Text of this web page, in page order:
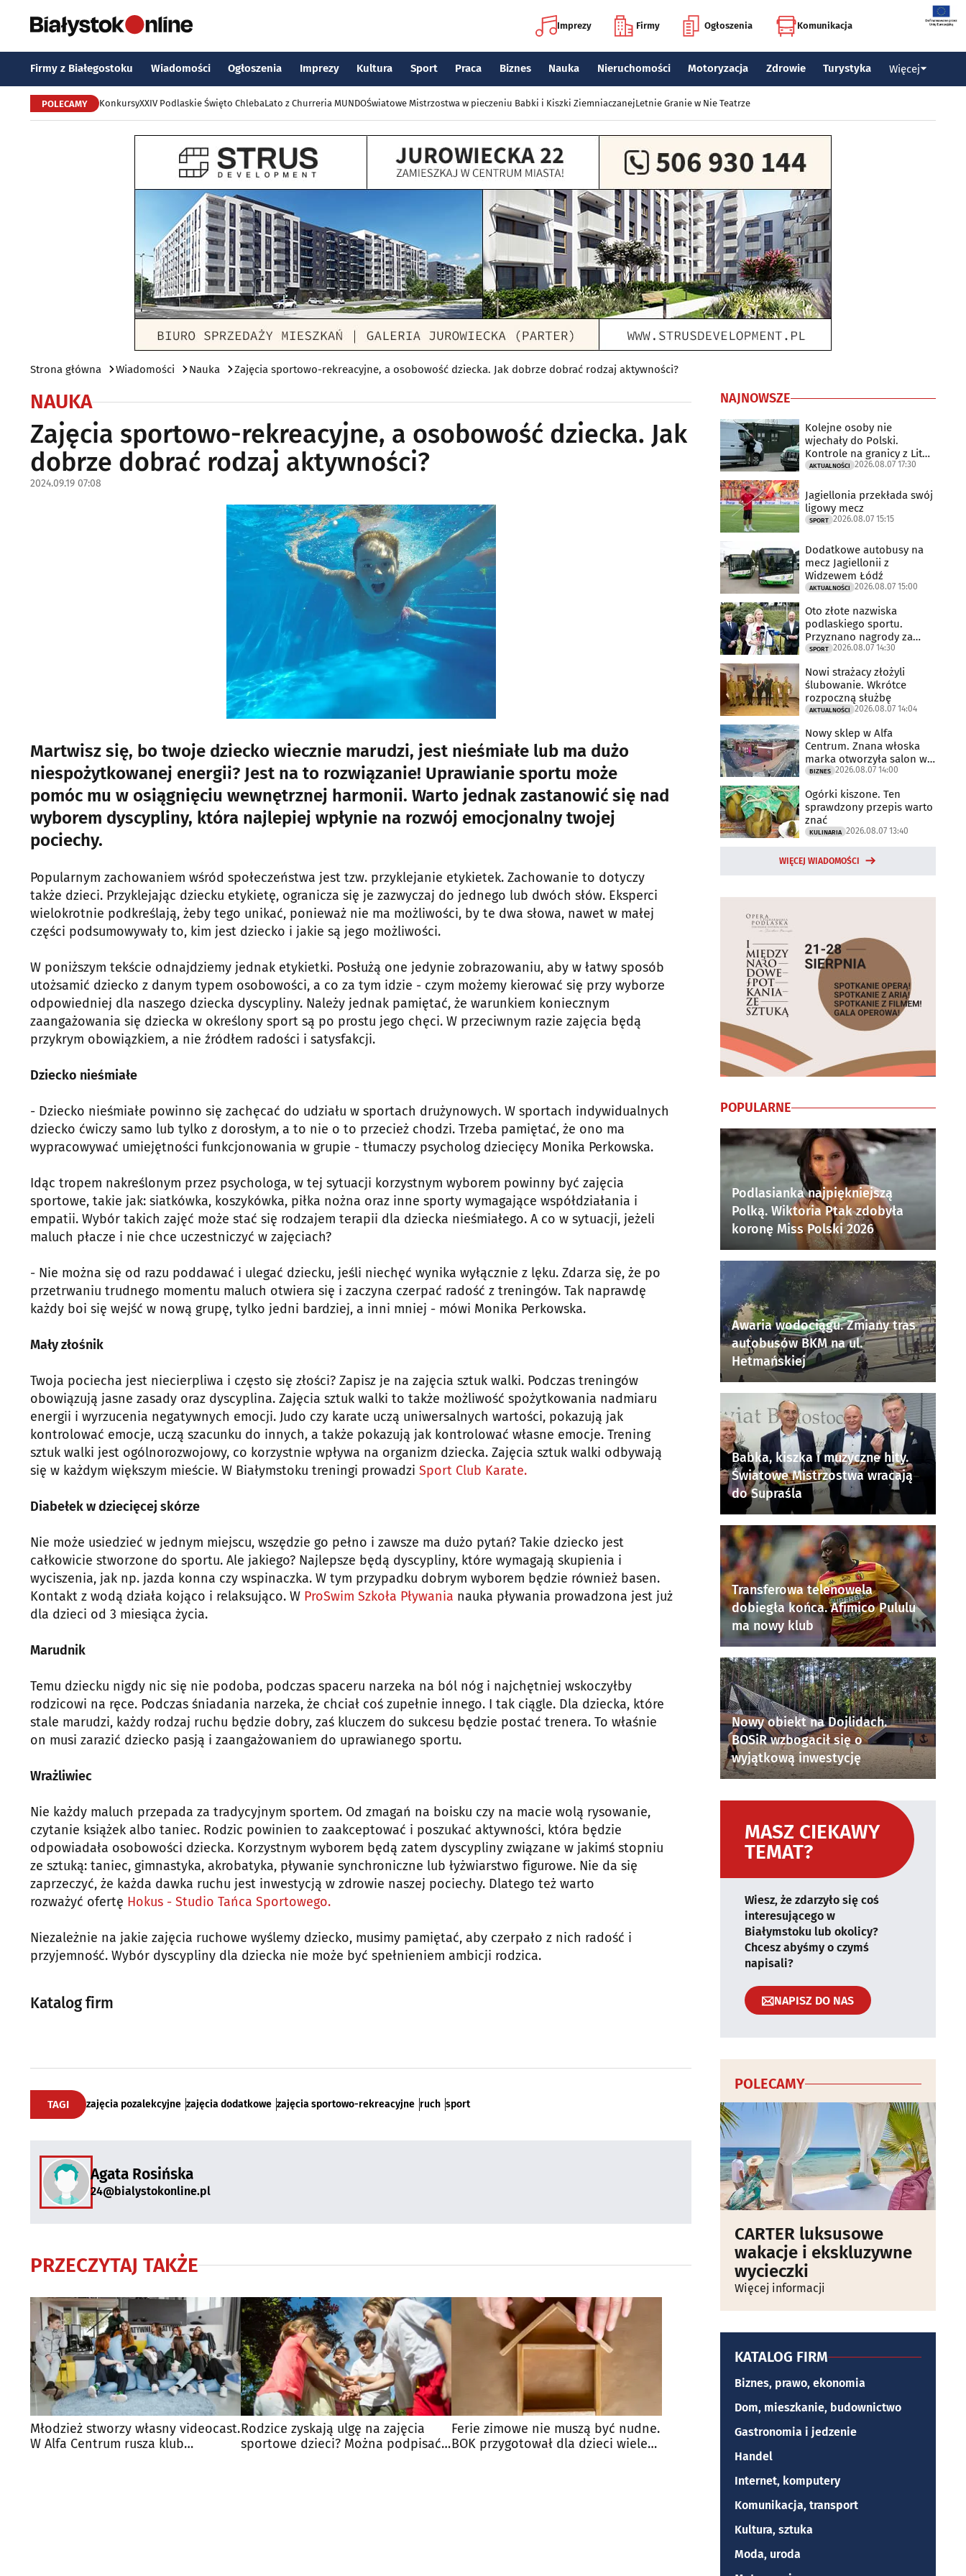
Imprezy Firmy Ogłoszenia Komunikacja
Firmy z Białegostoku Wiadomości Ogłoszenia Imprezy Kultura Sport Praca Biznes Nauka Nieruchomości Motoryzacja Zdrowie Turystyka Więcej
POLECAMY KonkursyXXIV Podlaskie Święto ChlebaLato z Churreria MUNDOŚwiatowe Mistrzostwa w pieczeniu Babki i Kiszki ZiemniaczanejLetnie Granie w Nie Teatrze
Strona główna Wiadomości Nauka Zajęcia sportowo-rekreacyjne, a osobowość dziecka. Jak dobrze dobrać rodzaj aktywności?
NAUKA
Zajęcia sportowo-rekreacyjne, a osobowość dziecka. Jak
dobrze dobrać rodzaj aktywności?
2024.09.19 07:08
Martwisz się, bo twoje dziecko wiecznie marudzi, jest nieśmiałe lub ma dużo
niespożytkowanej energii? Jest na to rozwiązanie! Uprawianie sportu może
pomóc mu w osiągnięciu wewnętrznej harmonii. Warto jednak zastanowić się nad
wyborem dyscypliny, która najlepiej wpłynie na rozwój emocjonalny twojej
pociechy.
Popularnym zachowaniem wśród społeczeństwa jest tzw. przyklejanie etykietek. Zachowanie to dotyczy
także dzieci. Przyklejając dziecku etykietę, ogranicza się je zazwyczaj do jednego lub dwóch słów. Eksperci
wielokrotnie podkreślają, żeby tego unikać, ponieważ nie ma możliwości, by te dwa słowa, nawet w małej
części podsumowywały to, kim jest dziecko i jakie są jego możliwości.
W poniższym tekście odnajdziemy jednak etykietki. Posłużą one jedynie zobrazowaniu, aby w łatwy sposób
utożsamić dziecko z danym typem osobowości, a co za tym idzie - czym możemy kierować się przy wyborze
odpowiedniej dla naszego dziecka dyscypliny. Należy jednak pamiętać, że warunkiem koniecznym
zaangażowania się dziecka w określony sport są po prostu jego chęci. W przeciwnym razie zajęcia będą
przykrym obowiązkiem, a nie źródłem radości i satysfakcji.
Dziecko nieśmiałe
- Dziecko nieśmiałe powinno się zachęcać do udziału w sportach drużynowych. W sportach indywidualnych
dziecko ćwiczy samo lub tylko z dorosłym, a to nie o to przecież chodzi. Trzeba pamiętać, że ono ma
wypracowywać umiejętności funkcjonowania w grupie - tłumaczy psycholog dziecięcy Monika Perkowska.
Idąc tropem nakreślonym przez psychologa, w tej sytuacji korzystnym wyborem powinny być zajęcia
sportowe, takie jak: siatkówka, koszykówka, piłka nożna oraz inne sporty wymagające współdziałania i
empatii. Wybór takich zajęć może stać się rodzajem terapii dla dziecka nieśmiałego. A co w sytuacji, jeżeli
maluch płacze i nie chce uczestniczyć w zajęciach?
- Nie można się od razu poddawać i ulegać dziecku, jeśli niechęć wynika wyłącznie z lęku. Zdarza się, że po
przetrwaniu trudnego momentu maluch otwiera się i zaczyna czerpać radość z treningów. Tak naprawdę
każdy boi się wejść w nową grupę, tylko jedni bardziej, a inni mniej - mówi Monika Perkowska.
Mały złośnik
Twoja pociecha jest niecierpliwa i często się złości? Zapisz je na zajęcia sztuk walki. Podczas treningów
obowiązują jasne zasady oraz dyscyplina. Zajęcia sztuk walki to także możliwość spożytkowania nadmiaru
energii i wyrzucenia negatywnych emocji. Judo czy karate uczą uniwersalnych wartości, pokazują jak
kontrolować emocje, uczą szacunku do innych, a także pokazują jak kontrolować własne emocje. Trening
sztuk walki jest ogólnorozwojowy, co korzystnie wpływa na organizm dziecka. Zajęcia sztuk walki odbywają
się w każdym większym mieście. W Białymstoku treningi prowadzi Sport Club Karate.
Diabełek w dziecięcej skórze
Nie może usiedzieć w jednym miejscu, wszędzie go pełno i zawsze ma dużo pytań? Takie dziecko jest
całkowicie stworzone do sportu. Ale jakiego? Najlepsze będą dyscypliny, które wymagają skupienia i
wyciszenia, jak np. jazda konna czy wspinaczka. W tym przypadku dobrym wyborem będzie również basen.
Kontakt z wodą działa kojąco i relaksująco. W ProSwim Szkoła Pływania nauka pływania prowadzona jest już
dla dzieci od 3 miesiąca życia.
Marudnik
Temu dziecku nigdy nic się nie podoba, podczas spaceru narzeka na ból nóg i najchętniej wskoczyłby
rodzicowi na ręce. Podczas śniadania narzeka, że chciał coś zupełnie innego. I tak ciągle. Dla dziecka, które
stale marudzi, każdy rodzaj ruchu będzie dobry, zaś kluczem do sukcesu będzie postać trenera. To właśnie
on musi zarazić dziecko pasją i zaangażowaniem do uprawianego sportu.
Wrażliwiec
Nie każdy maluch przepada za tradycyjnym sportem. Od zmagań na boisku czy na macie wolą rysowanie,
czytanie książek albo taniec. Rodzic powinien to zaakceptować i poszukać aktywności, która będzie
odpowiadała osobowości dziecka. Korzystnym wyborem będą zatem dyscypliny związane w jakimś stopniu
ze sztuką: taniec, gimnastyka, akrobatyka, pływanie synchroniczne lub łyżwiarstwo figurowe. Nie da się
zaprzeczyć, że każda dawka ruchu jest inwestycją w zdrowie naszej pociechy. Dlatego też warto
rozważyć ofertę Hokus - Studio Tańca Sportowego.
Niezależnie na jakie zajęcia ruchowe wyślemy dziecko, musimy pamiętać, aby czerpało z nich radość i
przyjemność. Wybór dyscypliny dla dziecka nie może być spełnieniem ambicji rodzica.
Katalog firm
TAGI zajęcia pozalekcyjne zajęcia dodatkowe zajęcia sportowo-rekreacyjne ruch sport
Agata Rosińska
24@bialystokonline.pl
PRZECZYTAJ TAKŻE
Młodzież stworzy własny videocast.
W Alfa Centrum rusza klub
Rodzice zyskają ulgę na zajęcia
sportowe dzieci? Można podpisać
Ferie zimowe nie muszą być nudne.
BOK przygotował dla dzieci wiele
NAJNOWSZE
Kolejne osoby nie
wjechały do Polski.
Kontrole na granicy z Litwą
trwają
AKTUALNOŚCI 2026.08.07 17:30
Jagiellonia przekłada swój
ligowy mecz
SPORT 2026.08.07 15:15
Dodatkowe autobusy na
mecz Jagiellonii z
Widzewem Łódź
AKTUALNOŚCI 2026.08.07 15:00
Oto złote nazwiska
podlaskiego sportu.
Przyznano nagrody za
2025 rok
SPORT 2026.08.07 14:30
Nowi strażacy złożyli
ślubowanie. Wkrótce
rozpoczną służbę
AKTUALNOŚCI 2026.08.07 14:04
Nowy sklep w Alfa
Centrum. Znana włoska
marka otworzyła salon w
Białymstoku
BIZNES 2026.08.07 14:00
Ogórki kiszone. Ten
sprawdzony przepis warto
znać
KULINARIA 2026.08.07 13:40
WIĘCEJ WIADOMOŚCI
POPULARNE
Podlasianka najpiękniejszą
Polką. Wiktoria Ptak zdobyła
koronę Miss Polski 2026
Awaria wodociągu. Zmiany tras
autobusów BKM na ul.
Hetmańskiej
Babka, kiszka i muzyczne hity.
Światowe Mistrzostwa wracają
do Supraśla
Transferowa telenowela
dobiegła końca. Afimico Pululu
ma nowy klub
Nowy obiekt na Dojlidach.
BOSiR wzbogacił się o
wyjątkową inwestycję
MASZ CIEKAWY
TEMAT?
Wiesz, że zdarzyło się coś
interesującego w
Białymstoku lub okolicy?
Chcesz abyśmy o czymś
napisali?
NAPISZ DO NAS
POLECAMY
CARTER luksusowe
wakacje i ekskluzywne
wycieczki
Więcej informacji
KATALOG FIRM
Biznes, prawo, ekonomia
Dom, mieszkanie, budownictwo
Gastronomia i jedzenie
Handel
Internet, komputery
Komunikacja, transport
Kultura, sztuka
Moda, uroda